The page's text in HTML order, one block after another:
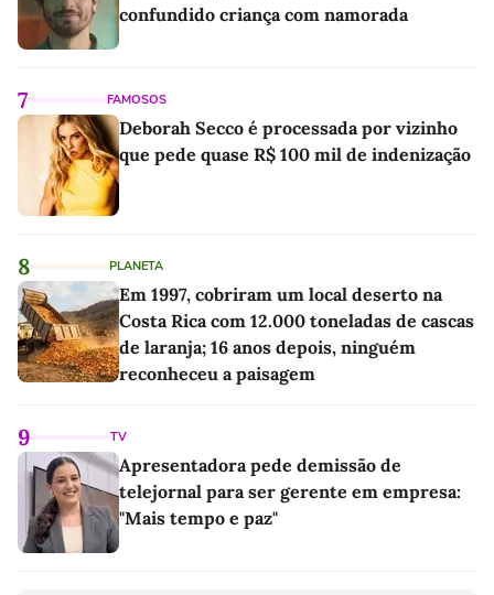
confundido criança com namorada
7 FAMOSOS
Deborah Secco é processada por vizinho
que pede quase R$ 100 mil de indenização
8 PLANETA
Em 1997, cobriram um local deserto na
Costa Rica com 12.000 toneladas de cascas
de laranja; 16 anos depois, ninguém
reconheceu a paisagem
9 TV
Apresentadora pede demissão de
telejornal para ser gerente em empresa:
"Mais tempo e paz"